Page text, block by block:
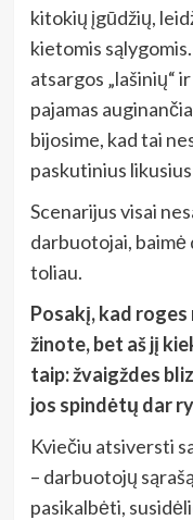
kitokių įgūdžių,
kietomis
atsargos „lašinių“
pajamas
bijosime, kad tai
paskutinius likusius
Scenarijus visai
darbuotojai, baimė
toliau.
Posakį, kad
žinote, bet aš jį
taip: žvaigždes
jos spindėtų dar
Kviečiu atsiversti
– darbuotojų
pasikalbėti,